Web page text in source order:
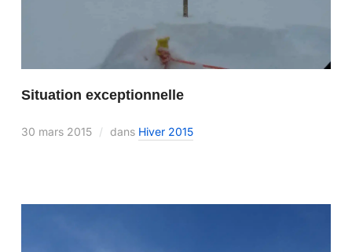
Situation exceptionnelle
30 mars 2015 dans Hiver 2015